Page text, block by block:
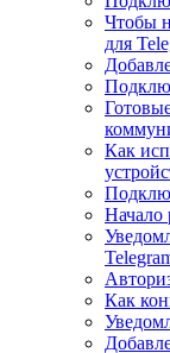
Чтобы
для
Как
Начало
Как